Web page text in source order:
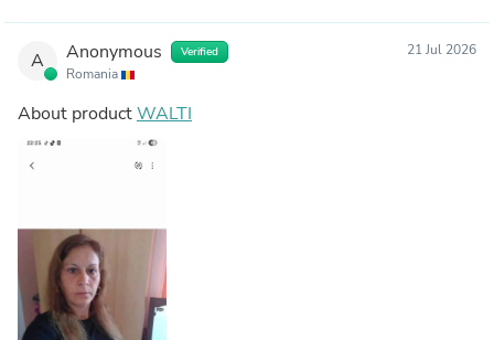
A Anonymous Verified
Romania
21 Jul 2026
About productWALTI